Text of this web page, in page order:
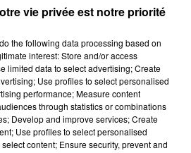
2026
Lieb s’essaye à la vie de chatelain
2026
sort enfin le remix de « Love
» avec Kylie Minogue
vie privée est notre priorité
do the following data processing based on
interest: Store and/or access
limited data to select advertising; Create
Use profiles to select personalised
performance; Measure content
through statistics or combinations
Develop and improve services; Create
Use profiles to select personalised
content; Ensure security, prevent and